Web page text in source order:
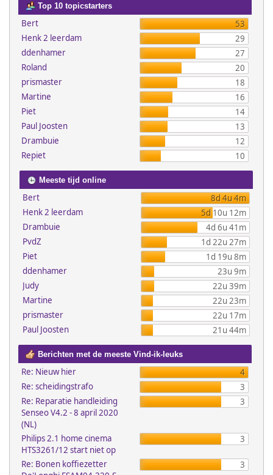
Top 10 topicstarters
Bert
53
Henk 2 leerdam
29
ddenhamer
27
Roland
20
prismaster
18
Martine
16
Piet
14
Paul Joosten
13
Drambuie
12
Repiet
10
Meeste tijd online
Bert
8d 4u 4m
Henk 2 leerdam
5d 10u 12m
Drambuie
4d 6u 41m
PvdZ
1d 22u 27m
Piet
1d 19u 8m
ddenhamer
23u 9m
Judy
22u 39m
Martine
22u 23m
prismaster
22u 17m
Paul Joosten
21u 44m
Berichten met de meeste Vind-ik-leuks
Re: Nieuw hier
4
Re: scheidingstrafo
3
Re: Reparatie handleiding
Senseo V4.2 - 8 april 2020
(NL)
3
Philips 2.1 home cinema
HTS3261/12 start niet op
3
Re: Bonen koffiezetter
3